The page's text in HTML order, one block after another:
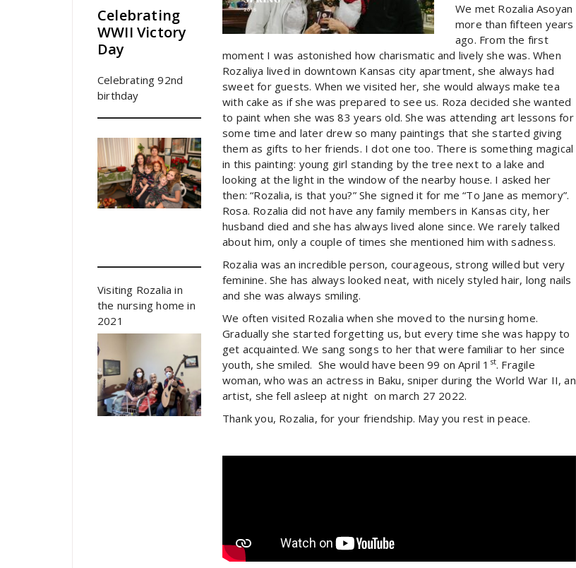
Celebrating
WWII Victory
Day
Celebrating 92nd
birthday
Visiting Rozalia in
the nursing home in
2021
We met Rozalia Asoyan
more than fifteen years
ago. From the first
moment I was astonished how charismatic and lively she was. When
Rozaliya lived in downtown Kansas city apartment, she always had
sweet for guests. When we visited her, she would always make tea
with cake as if she was prepared to see us. Roza decided she wanted
to paint when she was 83 years old. She was attending art lessons for
some time and later drew so many paintings that she started giving
them as gifts to her friends. I dot one too. There is something magical
in this painting: young girl standing by the tree next to a lake and
looking at the light in the window of the nearby house. I asked her
then: “Rozalia, is that you?” She signed it for me “To Jane as memory”.
Rosa. Rozalia did not have any family members in Kansas city, her
husband died and she has always lived alone since. We rarely talked
about him, only a couple of times she mentioned him with sadness.
Rozalia was an incredible person, courageous, strong willed but very
feminine. She has always looked neat, with nicely styled hair, long nails
and she was always smiling.
We often visited Rozalia when she moved to the nursing home.
Gradually she started forgetting us, but every time she was happy to
get acquainted. We sang songs to her that were familiar to her since
youth, she smiled. She would have been 99 on April 1 st. Fragile
woman, who was an actress in Baku, sniper during the World War II, an
artist, she fell asleep at night on march 27 2022.
Thank you, Rozalia, for your friendship. May you rest in peace.